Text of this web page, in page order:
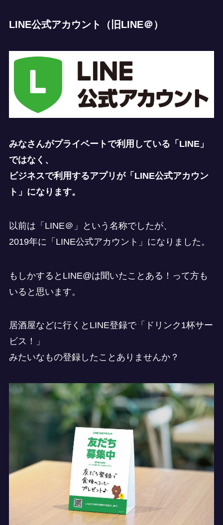
LINE公式アカウント（旧LINE＠）
みなさんがプライベートで利用している「LINE」
ではなく、
ビジネスで利用するアプリが「LINE公式アカウン
ト」になります。
以前は「LINE＠」という名称でしたが、
2019年に「LINE公式アカウント」になりました。
もしかするとLINE@は聞いたことある！って方も
いると思います。
居酒屋などに行くとLINE登録で「ドリンク1杯サー
ビス！」
みたいなもの登録したことありませんか？